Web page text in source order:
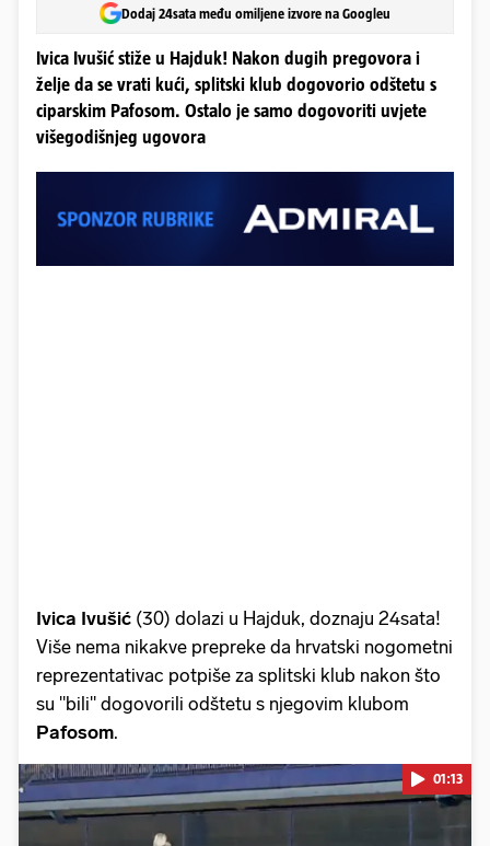
Dodaj 24sata među omiljene izvore na Googleu
Ivica Ivušić stiže u Hajduk! Nakon dugih pregovora i
želje da se vrati kući, splitski klub dogovorio odštetu s
ciparskim Pafosom. Ostalo je samo dogovoriti uvjete
višegodišnjeg ugovora
Ivica Ivušić (30) dolazi u Hajduk, doznaju 24sata!
Više nema nikakve prepreke da hrvatski nogometni
reprezentativac potpiše za splitski klub nakon što
su "bili" dogovorili odštetu s njegovim klubom
Pafosom.
01:13